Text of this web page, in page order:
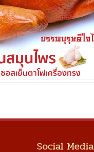
Social Media